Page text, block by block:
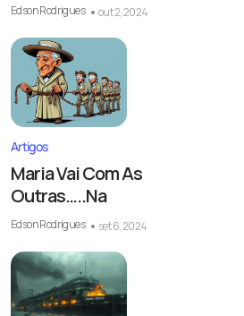
Edson Rodrigues out 2, 2024
Artigos
Maria Vai Com As
Outras…..Na
Edson Rodrigues set 6, 2024